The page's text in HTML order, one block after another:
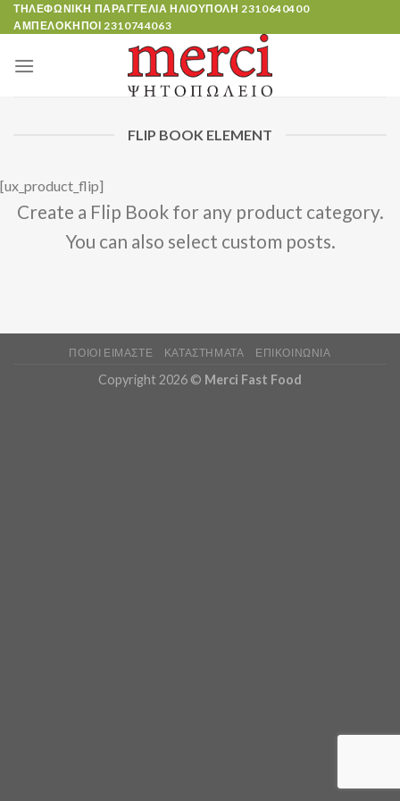
Skip
to
ΤΗΛΕΦΩΝΙΚΗ ΠΑΡΑΓΓΕΛΙΑ ΗΛΙΟΥΠΟΛΗ2310640400
ΑΜΠΕΛΟΚΗΠΟΙ2310744063
FLIP BOOK ELEMENT
[ux_product_flip]
Create a Flip Book for any product category.
You can also select custom posts.
ΠΟΙΟΙ ΕΙΜΑΣΤΕ ΚΑΤΑΣΤΉΜΑΤΑ ΕΠΙΚΟΙΝΩΝΊΑ
Copyright 2026 © Merci Fast Food